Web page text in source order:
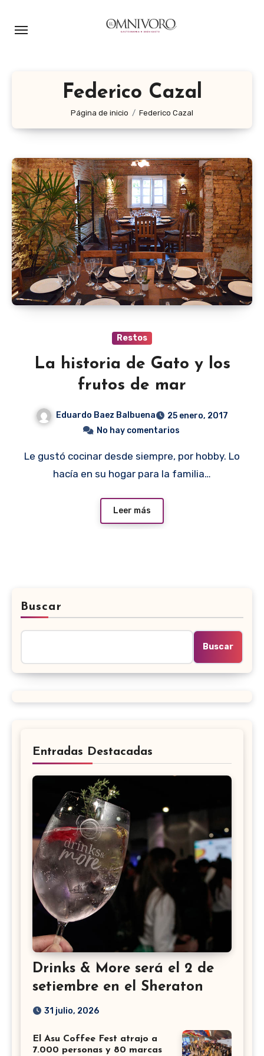
Federico Cazal
Página de inicio Federico Cazal
Restos
La historia de Gato y los
frutos de mar
Eduardo Baez Balbuena
25 enero, 2017
No hay comentarios
Le gustó cocinar desde siempre, por hobby. Lo
hacía en su hogar para la familia…
Leer más
Buscar
Buscar
Entradas Destacadas
Drinks & More será el 2 de
setiembre en el Sheraton
31 julio, 2026
El Asu Coffee Fest atrajo a
7.000 personas y 80 marcas